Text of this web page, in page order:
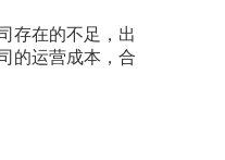
存在的不足，出
的运营成本，合